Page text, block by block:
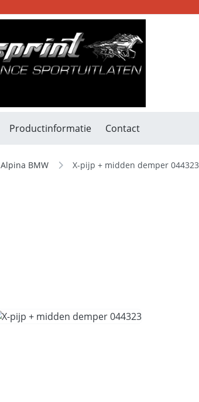
Productinformatie Contact
Alpina BMW X-pijp + midden demper 044323